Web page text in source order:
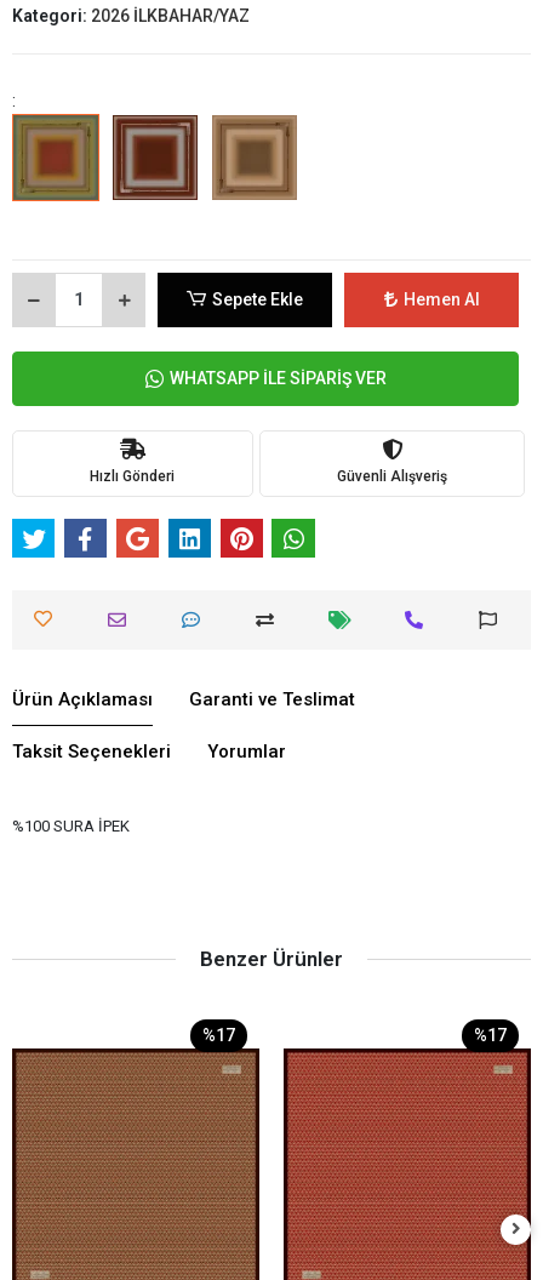
Kategori: 2026 İLKBAHAR/YAZ
:
Sepete Ekle Hemen Al
WHATSAPP İLE SİPARİŞ VER
Hızlı Gönderi Güvenli Alışveriş
Ürün Açıklaması Garanti ve Teslimat
Taksit Seçenekleri Yorumlar
%100 SURA İPEK
Benzer Ürünler
%17 %17